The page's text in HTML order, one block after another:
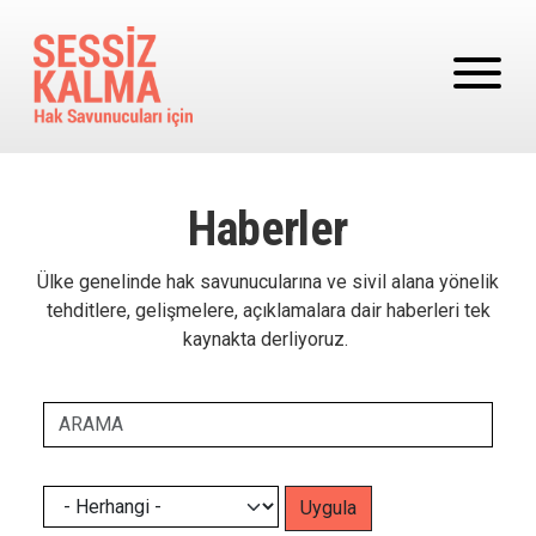
Haberler
Ülke genelinde hak savunucularına ve sivil alana yönelik
tehditlere, gelişmelere, açıklamalara dair haberleri tek
kaynakta derliyoruz.